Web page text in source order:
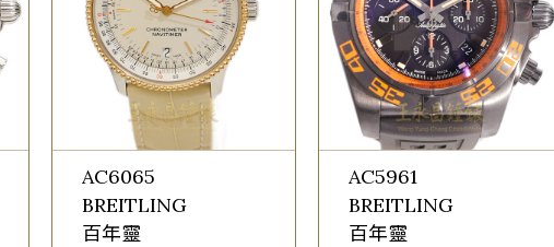
AC6065
BREITLING
百年靈
AC5961
BREITLING
百年靈